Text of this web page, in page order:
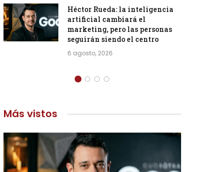
Héctor Rueda: la inteligencia
artificial cambiará el
marketing, pero las personas
seguirán siendo el centro
6 agosto, 2026
Más vistos